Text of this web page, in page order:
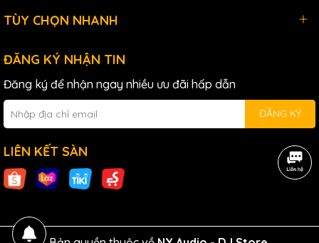
TÙY CHỌN NHANH
ĐĂNG KÝ NHẬN TIN
Đăng ký để nhận ngay nhiều ưu đãi hấp dẫn
ĐĂNG KÝ
LIÊN KẾT SÀN